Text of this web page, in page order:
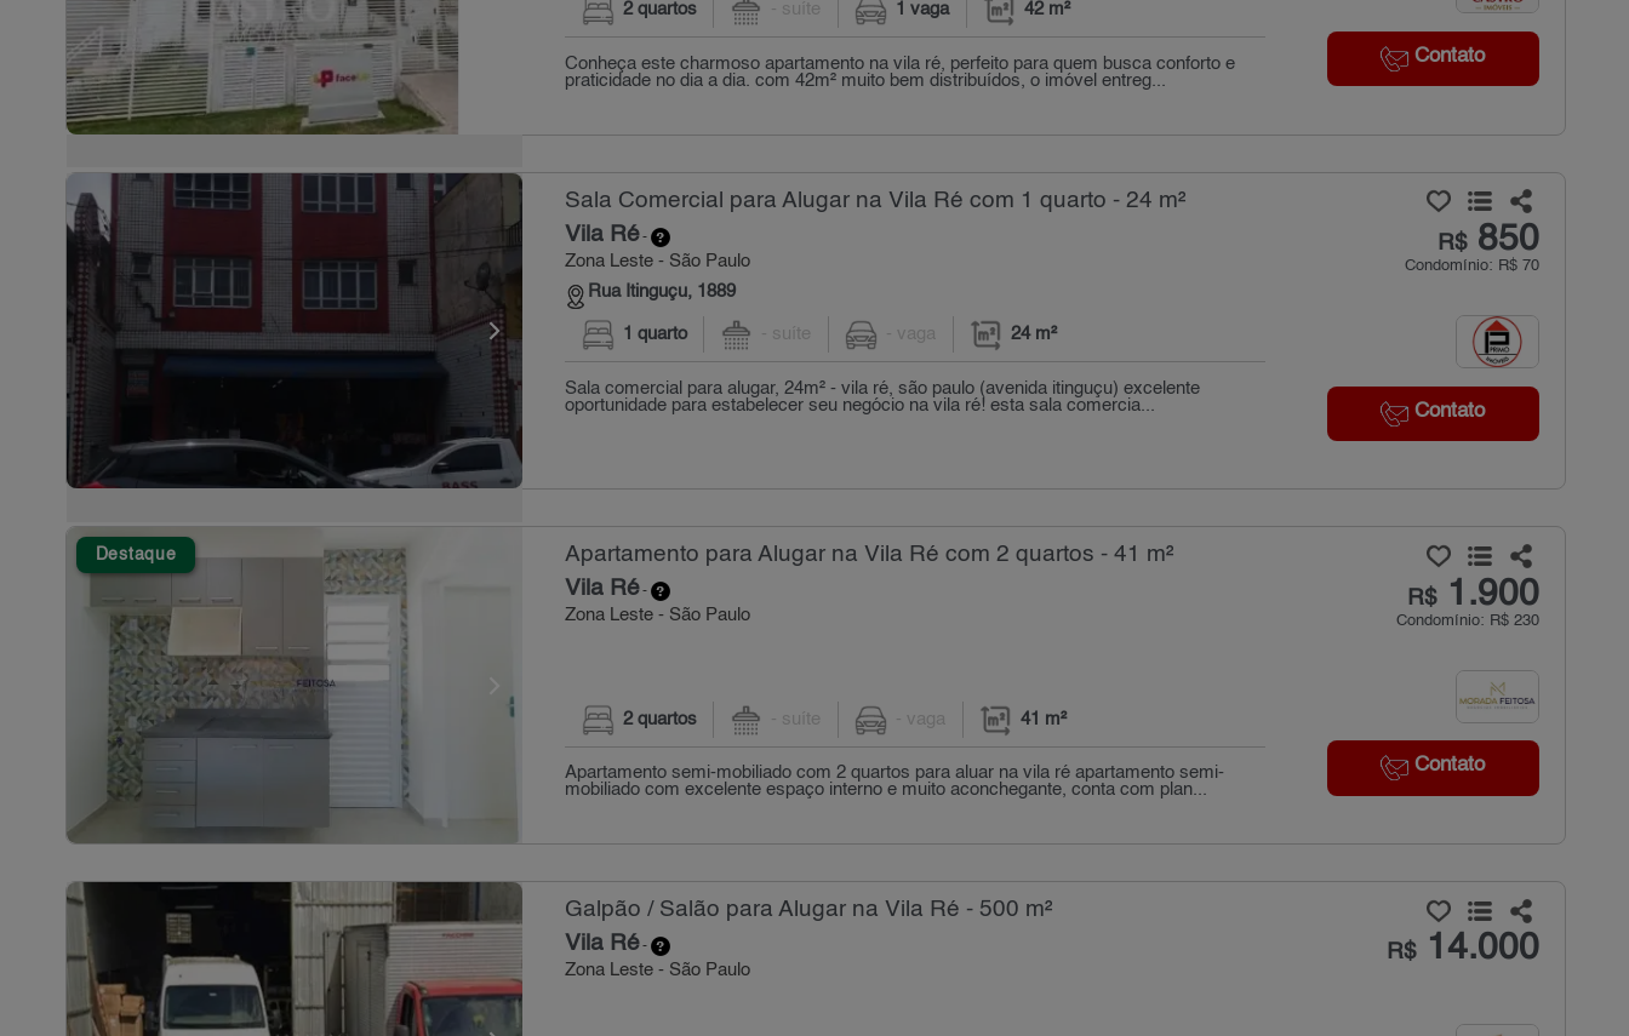
Contato
2 quartos - suíte 1 vaga 42 m²
Conheça este charmoso apartamento na vila ré, perfeito para quem busca conforto e
praticidade no dia a dia. com 42m² muito bem distribuídos, o imóvel entreg...
Sala Comercial para Alugar na Vila Ré com 1 quarto - 24 m²
Vila Ré-
Zona Leste - São Paulo
Rua Itinguçu, 1889
R$850
Condomínio: R$ 70
Contato
1 quarto - suíte - vaga 24 m²
Sala comercial para alugar, 24m² - vila ré, são paulo (avenida itinguçu) excelente
oportunidade para estabelecer seu negócio na vila ré! esta sala comercia...
Destaque Apartamento para Alugar na Vila Ré com 2 quartos - 41 m²
Vila Ré-
Zona Leste - São Paulo
R$1.900
Condomínio: R$ 230
Contato
2 quartos - suíte - vaga 41 m²
Apartamento semi-mobiliado com 2 quartos para aluar na vila ré apartamento semi-
mobiliado com excelente espaço interno e muito aconchegante, conta com plan...
Galpão / Salão para Alugar na Vila Ré - 500 m²
Vila Ré-
Zona Leste - São Paulo
R$14.000